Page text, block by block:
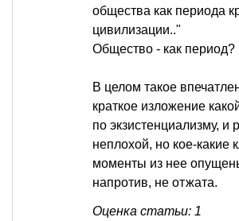
общества как периода
цивилизации.."
Общество - как период?
В целом такое
краткое изложение
по экзистенциализму, и
неплохой, но кое-какие
моменты из нее
напротив, не отжата.
Оценка статьи: 1